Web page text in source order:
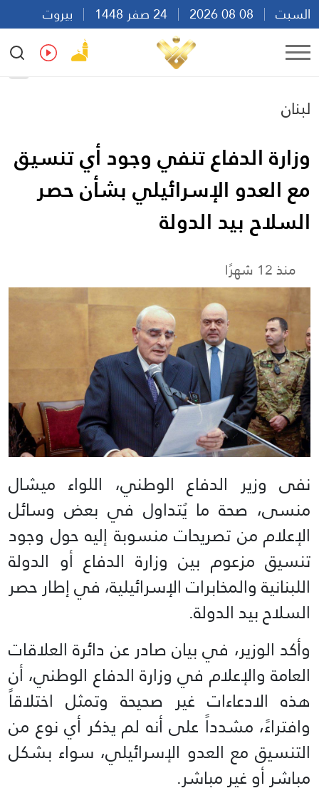
السبت
بيروت
06:20
Ar
لبنان
وزارة الدفاع تنفي وجود أي تنسيق
مع العدو الإسرائيلي بشأن حصر
السلاح بيد الدولة
منذ 12 شهرًا
نفى وزير الدفاع الوطني، اللواء ميشال
منسى، صحة ما يُتداول في بعض وسائل
الإعلام من تصريحات منسوبة إليه حول وجود
تنسيق مزعوم بين وزارة الدفاع أو الدولة
اللبنانية والمخابرات الإسرائيلية، في إطار حصر
السلاح بيد الدولة.
وأكد الوزير، في بيان صادر عن دائرة العلاقات
العامة والإعلام في وزارة الدفاع الوطني، أن
هذه الادعاءات غير صحيحة وتمثل اختلاقاً
وافتراءً، مشدداً على أنه لم يذكر أي نوع من
التنسيق مع العدو الإسرائيلي، سواء بشكل
مباشر أو غير مباشر.